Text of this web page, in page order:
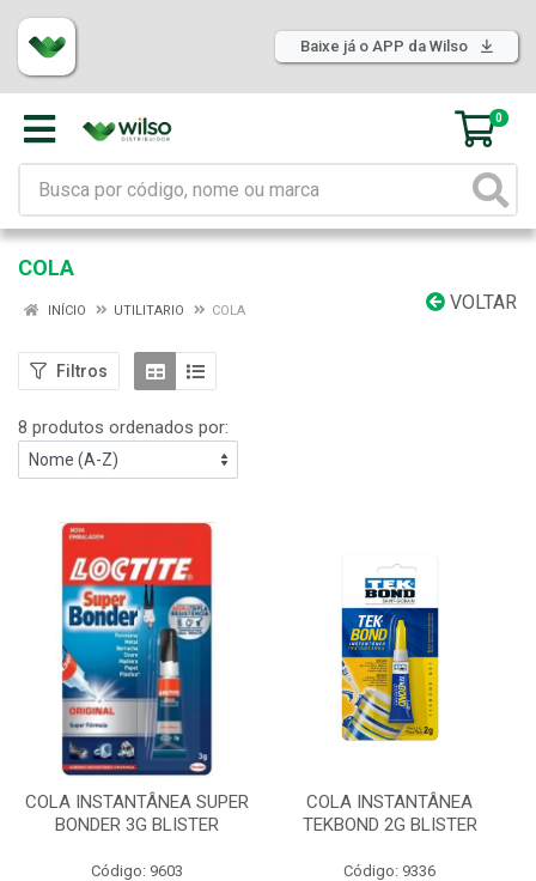
Baixe já o APP da Wilso
0
COLA
VOLTAR
INÍCIO UTILITARIO COLA
Filtros
8 produtos ordenados por:
COLA INSTANTÂNEA SUPER
BONDER 3G BLISTER
Código: 9603
COLA INSTANTÂNEA
TEKBOND 2G BLISTER
Código: 9336